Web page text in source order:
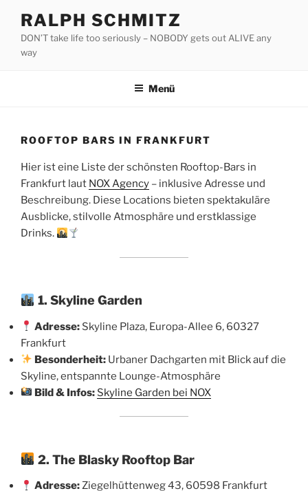
Inhalt
springen
RALPH SCHMITZ
DON’T take life too seriously – NOBODY gets out ALIVE any
way
Menü
ROOFTOP BARS IN FRANKFURT
Hier ist eine Liste der schönsten Rooftop-Bars in
Frankfurt laut NOX Agency – inklusive Adresse und
Beschreibung. Diese Locations bieten spektakuläre
Ausblicke, stilvolle Atmosphäre und erstklassige
Drinks.
1. Skyline Garden
Adresse: Skyline Plaza, Europa-Allee 6, 60327
Frankfurt
Besonderheit: Urbaner Dachgarten mit Blick auf die
Skyline, entspannte Lounge-Atmosphäre
Bild & Infos: Skyline Garden bei NOX
2. The Blasky Rooftop Bar
Adresse:Ziegelhüttenweg 43, 60598 Frankfurt